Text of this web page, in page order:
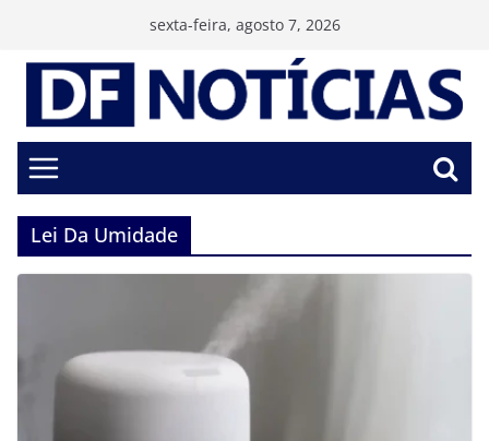
conteúdo
sexta-feira, agosto 7, 2026
Lei Da Umidade